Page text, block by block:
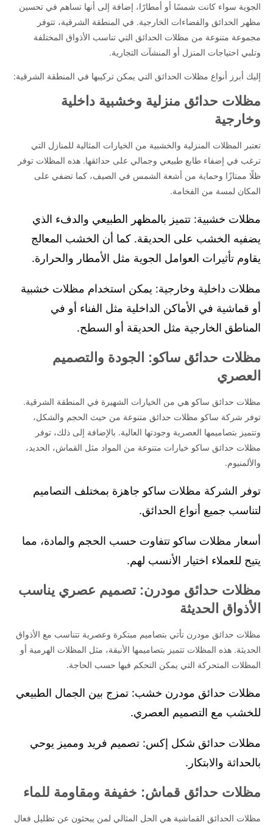
خفيفة ومقاومة للماء مظلات الحدائق القماشية هي الحل المثالي لمن
يبحثون عن تظليل فعال وبسعر معقول. يمكن استخدام هذه المظلات في
الحدائق المنزلية أو التجارية. مظلات قماش PVC: مقاومة للماء وواقي من
أشعة الشمس فوق البنفسجية. مظلات قماش بي في سي كوري: تتميز
حديد: القوة والمتانة مظلات حدائق حديد توفر حماية قوية للمساحات
العامة أو التجارية. مظلات حدائق مربعات حديد: تصميم قوي يتناسب مع
الحدائق ذات المساحات الكبيرة. مظلات حدائق حديد مع شرائح خشب: مزيج
للحدائق المنزلية إذا كنت ترغب في إضافة لمسة دافئة وطبيعية لحديقتك،
فإن المظلات الخشبية تعد خيارًا مثاليًا. تتنوع هذه المظلات بين المظلات
التقليدية و المودرن، ويمكن تخصيصها بأحجام وأشكال مختلفة. مظلات
خشب حديثة: تصميم عصري للحدائق الصغيرة والمتوسطة. مظلات خشب
لكسان شفافة: توفير الضوء مع الحماية مظلات حدائق لكسان المصنوعة من
اللكسان الشفاف توفر تظليلًا جيدًا ولكنها تسمح بمرور الضوء بشكل ممتاز.
تعتبر هذه المظلات مثالية للمناطق التي تحتاج إلى إضاءة طبيعية في نفس
الوقت الذي توفر فيه الحماية. مظلات لكسان شفافة: تمنح الإضاءة الطبيعية
الاستخدام المظلات المتحركة تمنحك التحكم الكامل في كمية الظل التي
تحتاجها. يمكن فتحها أو إغلاقها حسب الحاجة، مما يجعلها مثالية للأماكن التي
تتعرض لتغيرات في الطقس. مظلات متحركة يدويًا: يمكن التحكم بها يدويًا
لتناسب احتياجاتك. مظلات متحركة كهربائيًا: تقدم خيارات تحكم عن بعد
مظلات حدائق بلاستيك خشب هي من الخيارات المتينة التي توفر حماية
ممتازة ضد العوامل الجوية. يتميز هذا النوع من المظلات بسهولة الصيانة
والقدرة على التحمل. مظلات بلاستيك خشب: توفر مقاومة للعوامل الجوية
وتضمن عمرًا طويلاً. أسعار مظلات حدائق الشرقية تختلف أسعار مظلات
الحدائق في المنطقة الشرقية حسب النوع والحجم والمادة المستخدمة. على
سبيل المثال: أسعار مظلات قماشية: تبدأ من الأسعار المعقولة وتزداد حسب
الجودة. أسعار مظلات خشب حديد: تتراوح بين المتوسطة والعالية بناءً على
حجم الهيكل ونوع المواد. أسعار مظلات ساكو: تقدم مجموعة واسعة من
الخيارات بأسعار متفاوتة. خاتمة مظلات الحدائق في المنطقة الشرقية هي
استثمار مثالي لإضفاء الجمال والحماية على مساحاتك الخارجية. سواء كنت
تبحث عن مظلات خشبية طبيعية، أو مظلات قماشية عملية، أو حتى مظلات
مودرن ذات تصميمات مبتكرة، يمكنك العثور على الخيار الذي يناسب
أفضل الأسعار والخدمات لتركيب المظلات في حديقتك. ..
الجوية سواء كانت شمسًا أو أمطارًا، إضافة إلى أنها تساهم في تحسين
مظهر الحدائق والفضاءات الخارجية. في المنطقة الشرقية، تتوفر
مجموعة متنوعة من مظلات الحدائق التي تناسب الأذواق المختلفة
وتلبي احتياجات المنزل أو المنشآت التجارية.
إليك أبرز أنواع مظلات الحدائق التي يمكن تركيبها في المنطقة الشرقية:
مظلات حدائق منزلية وخشبية داخلية
وخارجية
تعتبر المظلات المنزلية والخشبية من الخيارات المثالية للمنازل التي
ترغب في إضفاء طابع طبيعي وجمالي على حدائقها. هذه المظلات توفر
ظلًا ممتازًا وحماية من أشعة الشمس في الصيف، كما تضفي على
المكان لمسة من الفخامة.
مظلات خشبية: تتميز بالمظهر الطبيعي والدفء الذي
يضفيه الخشب على الحديقة. كما أن الخشب المعالج
يقاوم تأثيرات العوامل الجوية مثل الأمطار والحرارة.
مظلات داخلية وخارجية: يمكن استخدام مظلات خشبية
أو قماشية في الأماكن الداخلية مثل الفناء أو في
المناطق الخارجية مثل الحديقة أو السطح.
مظلات حدائق ساكو: الجودة والتصميم
العصري
مظلات حدائق ساكو هي من الخيارات الشهيرة في المنطقة الشرقية.
توفر شركة ساكو مظلات حدائق متنوعة من حيث الحجم والشكل،
وتتميز بتصاميمها العصرية وجودتها العالية. بالإضافة إلى ذلك، توفر
مظلات حدائق ساكو خيارات متنوعة من المواد مثل القماش، الحديد،
والألمنيوم.
توفر الشركة مظلات ساكو جاهزة بمختلف التصاميم
لتناسب جميع أنواع الحدائق.
أسعار مظلات ساكو تتفاوت حسب الحجم والمادة، مما
يتيح للعملاء اختيار الأنسب لهم.
مظلات حدائق مودرن: تصميم عصري يناسب
الأذواق الحديثة
مظلات حدائق مودرن تأتي بتصاميم مبتكرة وعصرية تتناسب مع الأذواق
الحديثة. هذه المظلات تتميز بتصاميمها الأنيقة، مثل المظلات الهرمية أو
المظلات المتحركة التي يمكن التحكم فيها حسب الحاجة.
مظلات حدائق مودرن خشب: تمزج بين الجمال الطبيعي
للخشب مع التصميم العصري.
مظلات حدائق شكل إكس: تصميم فريد ومميز يوحي
بالحداثة والابتكار.
مظلات حدائق قماش: خفيفة ومقاومة للماء
مظلات الحدائق القماشية هي الحل المثالي لمن يبحثون عن تظليل فعال